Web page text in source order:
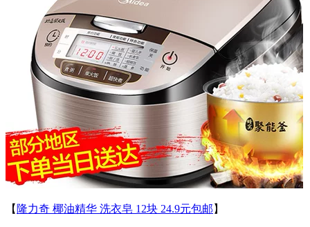
【 隆力奇 椰油精华 洗衣皂 12块 24.9元包邮 】